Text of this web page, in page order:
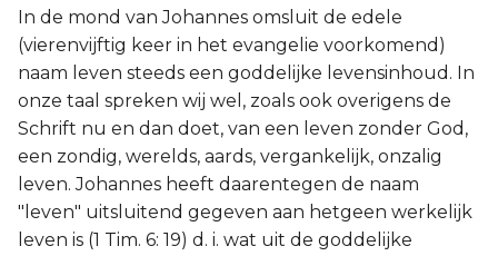
In de mond van Johannes omsluit de edele
(vierenvijftig keer in het evangelie voorkomend)
naam leven steeds een goddelijke levensinhoud. In
onze taal spreken wij wel, zoals ook overigens de
Schrift nu en dan doet, van een leven zonder God,
een zondig, werelds, aards, vergankelijk, onzalig
leven. Johannes heeft daarentegen de naam
"leven" uitsluitend gegeven aan hetgeen werkelijk
leven is (1 Tim. 6: 19) d. i. wat uit de goddelijke